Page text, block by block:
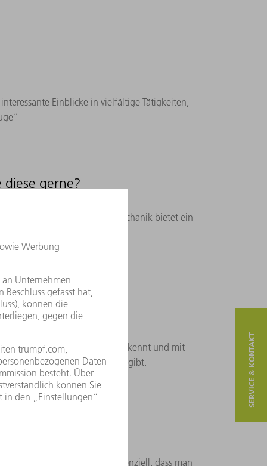
Einblicke in vielfältige Tätigkeiten,
gerne?
aus Elektrotechnik und Mechanik bietet ein
denen man auch nach den
Gesichter sieht, die man kennt und mit
Gefühl von Wertschätzung gibt.
Ich finde es essenziell, dass man
SERVICE & KONTAKT